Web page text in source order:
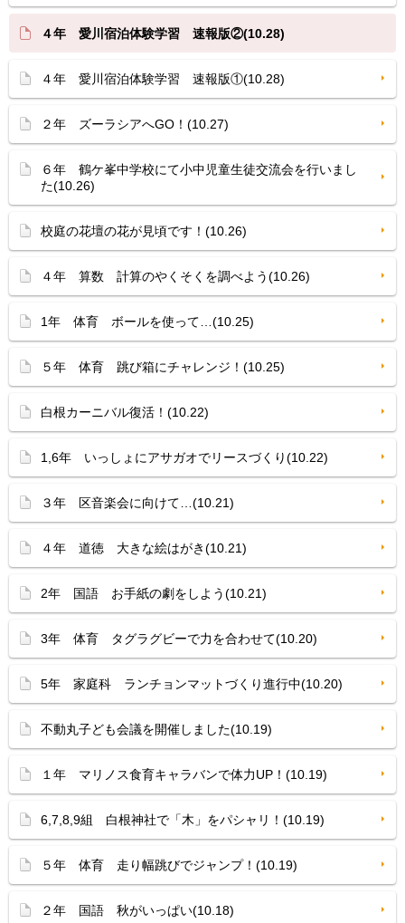
４年 愛川宿泊体験学習 速報版②(10.28)
４年 愛川宿泊体験学習 速報版①(10.28)
２年 ズーラシアへGO！(10.27)
６年 鶴ケ峯中学校にて小中児童生徒交流会を行いまし
た(10.26)
校庭の花壇の花が見頃です！(10.26)
４年 算数 計算のやくそくを調べよう(10.26)
1年 体育 ボールを使って…(10.25)
５年 体育 跳び箱にチャレンジ！(10.25)
白根カーニバル復活！(10.22)
1,6年 いっしょにアサガオでリースづくり(10.22)
３年 区音楽会に向けて…(10.21)
４年 道徳 大きな絵はがき(10.21)
2年 国語 お手紙の劇をしよう(10.21)
3年 体育 タグラグビーで力を合わせて(10.20)
5年 家庭科 ランチョンマットづくり進行中(10.20)
不動丸子ども会議を開催しました(10.19)
１年 マリノス食育キャラバンで体力UP！(10.19)
6,7,8,9組 白根神社で「木」をパシャリ！(10.19)
５年 体育 走り幅跳びでジャンプ！(10.19)
２年 国語 秋がいっぱい(10.18)